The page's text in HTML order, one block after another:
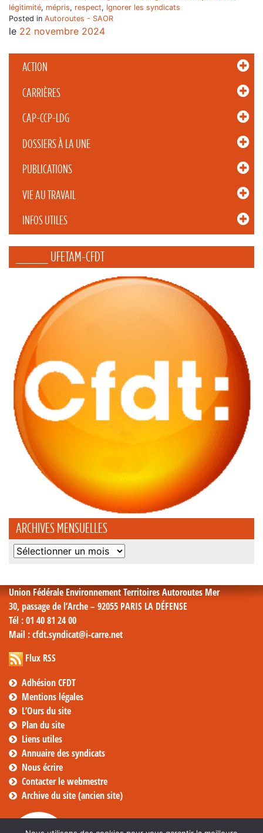
ACTION
CARRIÈRES
CAP-CCP-LDG
DOSSIERS À LA UNE
PUBLICATIONS
VIE AU TRAVAIL
INFOS UTILES
_____ UFETAM-CFDT
ARCHIVES MENSUELLES
Archives
légitimité, mépris, respect, Ignorer les syndicats
Posted in Autoroutes - SAOR
le 22 novembre 2024
Union Fédérale Environnement Territoires Autoroutes Mer
30, passage de l’Arche – 92055 PARIS LA DÉFENSE
Tél : 01 40 81 24 00
Mail : cfdt.syndicat@i-carre.net
Flux RSS
Adhésion CFDT
Mentions légales
L’Ours du site
Plan du site
Liens utiles
Annuaire des syndicats
Nous écrire
Contacter le webmestre
Archive du site (ancien site)